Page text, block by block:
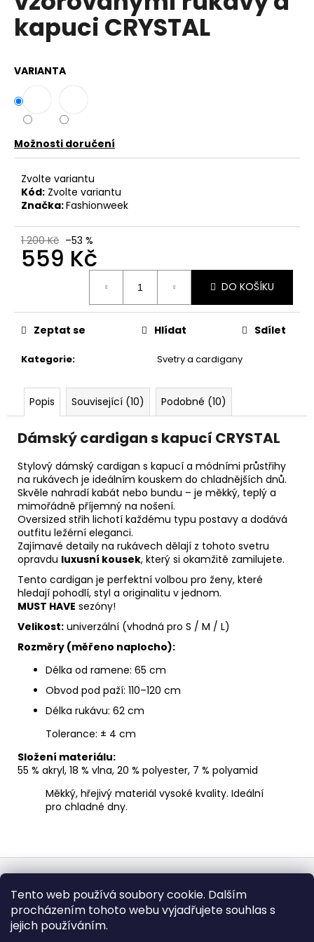
Tento web používá soubory cookie. Dalším
procházením tohoto webu vyjadřujete souhlas s
jejich používáním.
z
5
hvězdiček.
kapuci CRYSTAL
VARIANTA
Možnosti doručení
Zvolte variantu
Kód: Zvolte variantu
Značka:Fashionweek
1 200 Kč –53 %
559 Kč
DO KOŠÍKU
Kategorie: Svetry a cardigany
Zeptat se Hlídat Sdílet
Popis Související (10) Podobné (10)
Dámský cardigan s kapucí CRYSTAL
Stylový dámský cardigan s kapucí a módními průstřihy
na rukávech je ideálním kouskem do chladnějších dnů.
Skvěle nahradí kabát nebo bundu – je měkký, teplý a
mimořádně příjemný na nošení.
Oversized střih lichotí každému typu postavy a dodává
outfitu ležérní eleganci.
Zajímavé detaily na rukávech dělají z tohoto svetru
opravdu luxusní kousek, který si okamžitě zamilujete.
Tento cardigan je perfektní volbou pro ženy, které
hledají pohodlí, styl a originalitu v jednom.
MUST HAVE sezóny!
Velikost: univerzální (vhodná pro S / M / L)
Rozměry (měřeno naplocho):
Délka od ramene: 65 cm
Obvod pod paží: 110–120 cm
Délka rukávu: 62 cm
Tolerance: ± 4 cm
Složení materiálu:
55 % akryl, 18 % vlna, 20 % polyester, 7 % polyamid
Měkký, hřejivý materiál vysoké kvality. Ideální
pro chladné dny.
u
j
m
e
BAVLNĚNÉ
ALADDIN
LEHKÉ
VZDUŠNÉ
K9700
499
Kč
Z
á
a
Formulář pro vrátení - stáhněte
Vrácení zboží
Dopravy a platby BEZPEČNÝ NÁKUP
Podmínky ochrany osobních údajů